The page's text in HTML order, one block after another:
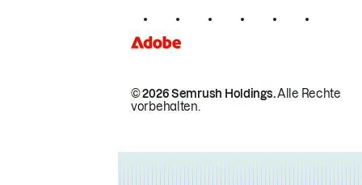
© 2026 Semrush Holdings.Alle Rechte
vorbehalten.